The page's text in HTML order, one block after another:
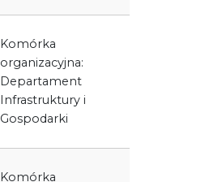
Komórka
organizacyjna:
Departament
Infrastruktury i
Gospodarki
Komórka